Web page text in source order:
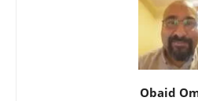
Obaid